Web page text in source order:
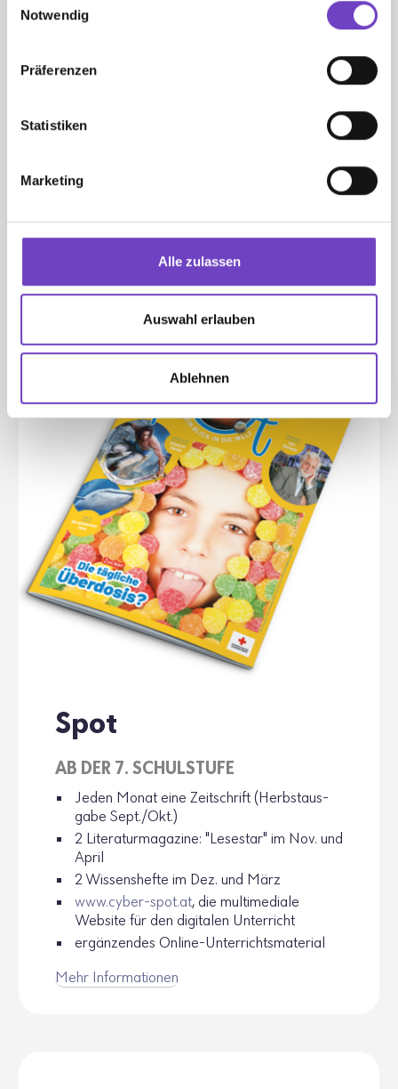
Notwendig
Präferenzen
Statistiken
Marketing
Alle zulassen
Auswahl erlauben
Ablehnen
Space
AB DER 5. SCHUL­STUFE
gabe Sept./Okt.)
2 Lite­ra­tur­ma­ga­zine: "Lese­star" im Nov. und
2 Wissens­hefte im Dez. und März
Website für den digi­talen Unter­richt
Mehr Infor­ma­tionen
Spot
AB DER 7. SCHUL­STUFE
Jeden Monat eine Zeit­schrift (Herbst­aus­
gabe Sept./Okt.)
2 Lite­ra­tur­ma­ga­zine: "Lese­star" im Nov. und
April
2 Wissens­hefte im Dez. und März
www.​cyber-​spot.​at, die multi­me­diale
Website für den digi­talen Unter­richt
ergän­zendes Online-Unter­richts­ma­te­rial
Mehr Infor­ma­tionen